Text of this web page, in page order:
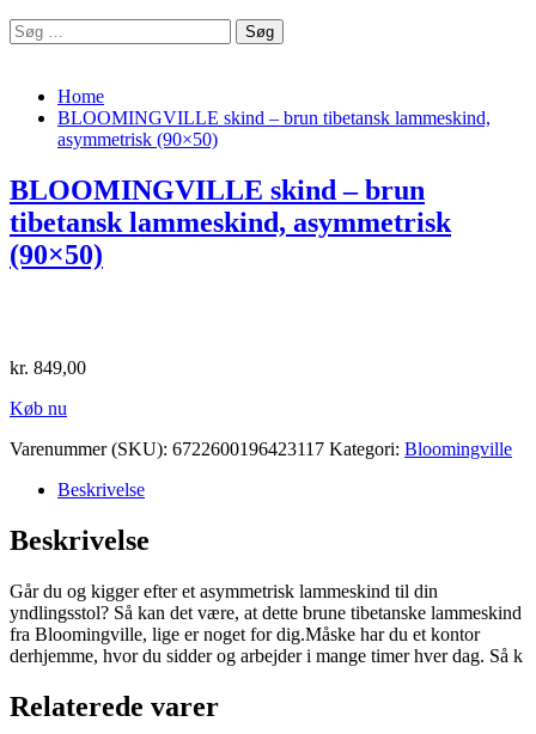
Søg
efter:
Home
BLOOMINGVILLE skind – brun tibetansk lammeskind,
asymmetrisk (90×50)
BLOOMINGVILLE skind – brun
tibetansk lammeskind, asymmetrisk
(90×50)
kr. 849,00
Køb nu
Varenummer (SKU): 6722600196423117 Kategori: Bloomingville
Beskrivelse
Beskrivelse
Går du og kigger efter et asymmetrisk lammeskind til din
yndlingsstol? Så kan det være, at dette brune tibetanske lammeskind
fra Bloomingville, lige er noget for dig.Måske har du et kontor
derhjemme, hvor du sidder og arbejder i mange timer hver dag. Så k
Relaterede varer